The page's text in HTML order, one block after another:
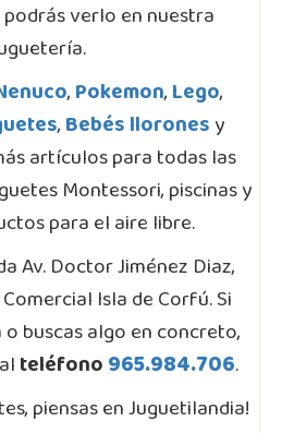
verlo en nuestra
,Pokemon,Lego,
,Bebés lloronesy
artículos para todas las
Montessori, piscinas y
para el aire libre.
Av. Doctor Jiménez Diaz,
Isla de Corfú. Si
buscas algo en concreto,
teléfono965.984.706.
piensas en Juguetilandia!